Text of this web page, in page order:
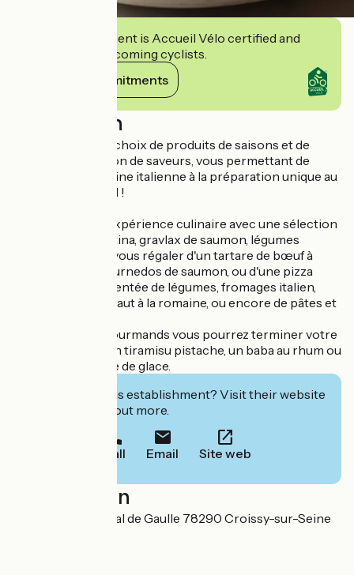
This establishment is Accueil Vélo certified and
commits to welcoming cyclists.
View its commitments
Description
La Nonna, c’est le choix de produits de saisons et de
qualité, l’association de saveurs, vous permettant de
déguster une cuisine italienne à la préparation unique au
goût exceptionnel !
Démarrez votre expérience culinaire avec une sélection
d'antipasti (burratina, gravlax de saumon, légumes
grillés...), avant de vous régaler d'un tartare de bœuf à
l'italienne, d'un tournedos de saumon, ou d'une pizza
généreuse agrémentée de légumes, fromages italien,
Fior di latte, artichaut à la romaine, ou encore de pâtes et
Et pour les plus gourmands vous pourrez terminer votre
dégustation par un tiramisu pistache, un baba au rhum ou
encore une coupe de glace.
Interested in this establishment? Visit their website
to book or find out more.
Call Email Site web
Localisation
1 avenue du général de Gaulle 78290 Croissy-sur-Seine